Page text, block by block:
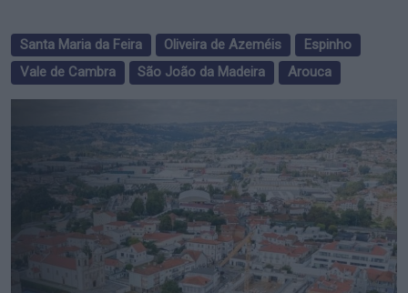
Santa Maria da Feira Oliveira de Azeméis
Espinho
Vale de Cambra
São João da Madeira Arouca